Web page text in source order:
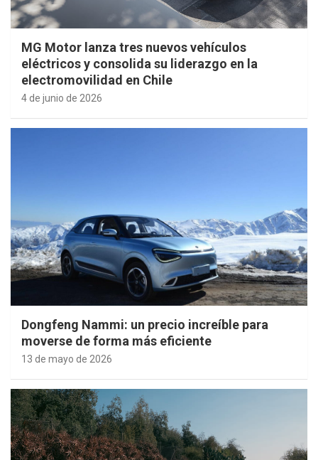
MG Motor lanza tres nuevos vehículos
eléctricos y consolida su liderazgo en la
electromovilidad en Chile
4 de junio de 2026
Dongfeng Nammi: un precio increíble para
moverse de forma más eficiente
13 de mayo de 2026